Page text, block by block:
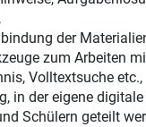
der
zum Arbeiten
Volltextsuche etc.,
in der eigene
Schülern geteilt